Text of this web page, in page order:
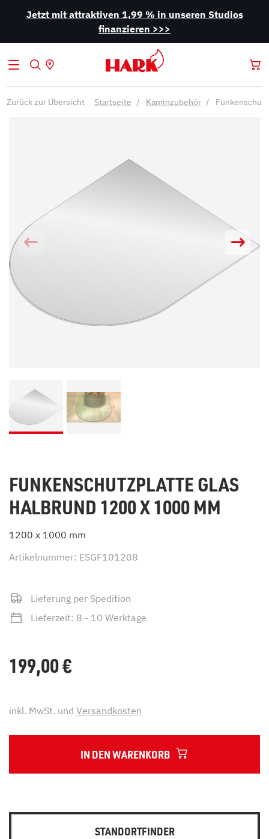
Jetzt mit attraktiven 1,99 % in unseren Studios
finanzieren >>>
Zurück zur Übersicht Startseite Kaminzubehör
FUNKENSCHUTZPLATTE GLAS
HALBRUND 1200 X 1000 MM
1200 x 1000 mm
Artikelnummer: ESGF101208
Lieferung per Spedition
Lieferzeit: 8 - 10 Werktage
199,00€
inkl. MwSt. und Versandkosten
IN DEN WARENKORB
STANDORTFINDER